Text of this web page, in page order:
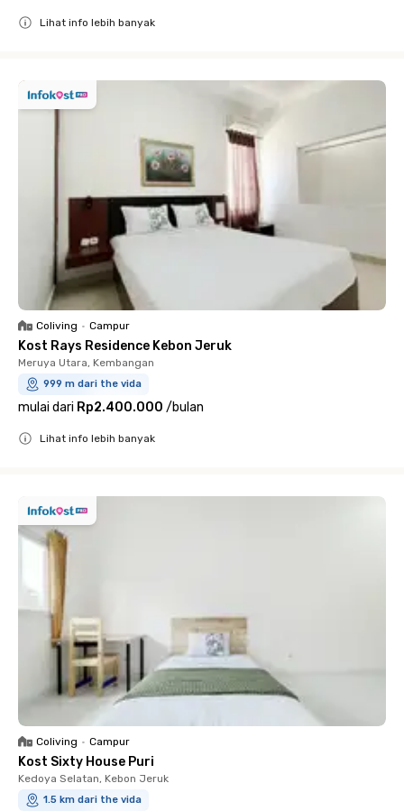
Lihat info lebih banyak
Coliving • Campur
Kost Rays Residence Kebon Jeruk
Meruya Utara, Kembangan
999 m dari the vida
mulai dari Rp2.400.000 /bulan
Lihat info lebih banyak
Coliving • Campur
Kost Sixty House Puri
Kedoya Selatan, Kebon Jeruk
1.5 km dari the vida